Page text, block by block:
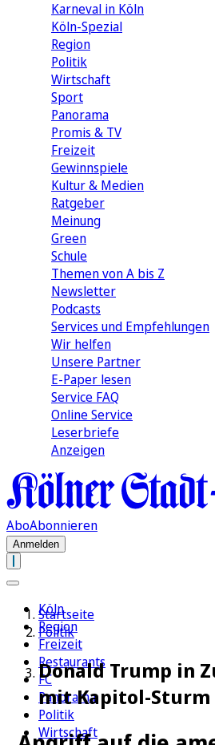
Karneval in Köln
Köln-Spezial
Region
Politik
Wirtschaft
Sport
Panorama
Promis & TV
Freizeit
Gewinnspiele
Kultur & Medien
Ratgeber
Meinung
Green
Schule
Themen von A bis Z
Newsletter
Podcasts
Services und Empfehlungen
Wir helfen
Unsere Partner
E-Paper lesen
Service FAQ
Online Service
Leserbriefe
Anzeigen
AboAbonnieren
Anmelden
Köln
Region
Freizeit
Restaurants
FC
Panorama
Politik
Wirtschaft
Startseite
Politik
Donald Trump in
mit Kapitol-